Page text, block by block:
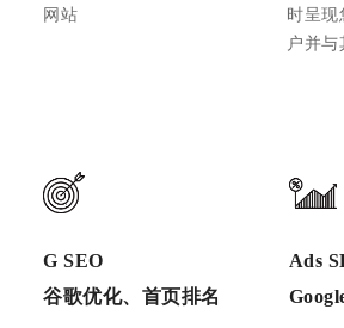
网站
时呈现
户并与
G SEO
谷歌优化、首页排名
Ads